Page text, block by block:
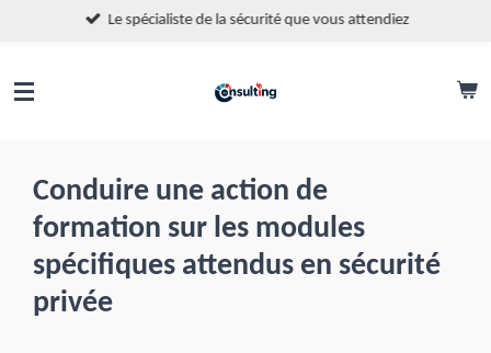
principal
Le spécialiste de la sécurité que vous attendiez
Conduire une action de
formation sur les modules
spécifiques attendus en sécurité
privée